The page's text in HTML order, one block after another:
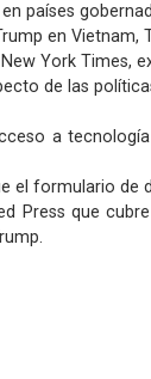
países
en
York Times,
de las
a
formulario de
Press que